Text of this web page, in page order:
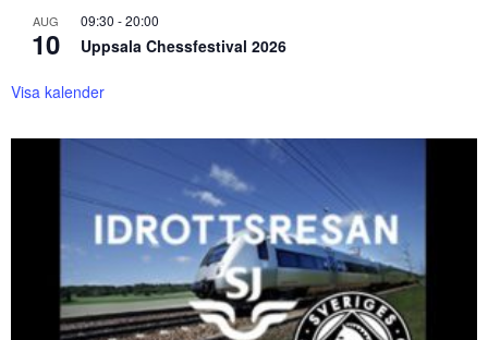
AUG
10
09:30 -20:00
Uppsala Chessfestival 2026
Visa kalender